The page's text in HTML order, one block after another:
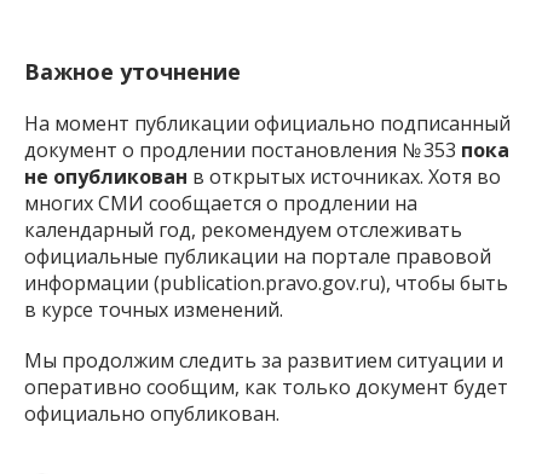
Важное уточнение
На момент публикации официально подписанный
документ о продлении постановления № 353 пока
не опубликован в открытых источниках. Хотя во
многих СМИ сообщается о продлении на
календарный год, рекомендуем отслеживать
официальные публикации на портале правовой
информации (publication.pravo.gov.ru), чтобы быть
в курсе точных изменений.
Мы продолжим следить за развитием ситуации и
оперативно сообщим, как только документ будет
официально опубликован.